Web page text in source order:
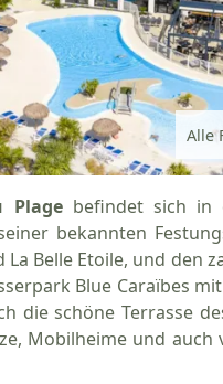
Alle
Plagebefindet sich in
bekannten
Belle Etoile, und den
Blue Caraïbes
die schöne Terrasse
Mobilheime und auch